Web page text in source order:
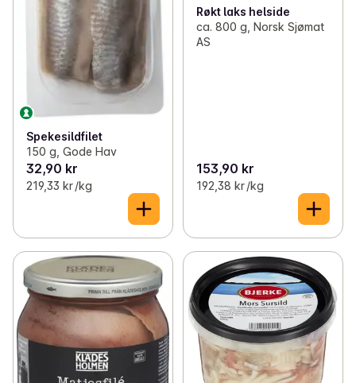
Spekesildfilet
150 g, Gode Hav
32,90 kr
219,33 kr /kg
Røkt laks helside
ca. 800 g, Norsk Sjømat
AS
153,90 kr
192,38 kr /kg